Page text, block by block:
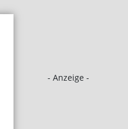
- Anzeige -